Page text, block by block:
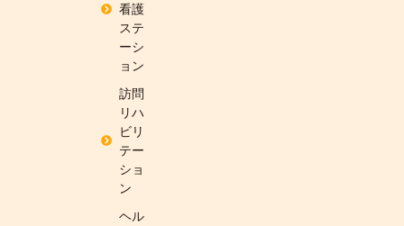
看護
ステ
ーシ
ョン
訪問
リハ
ビリ
テー
ショ
ン
ヘル